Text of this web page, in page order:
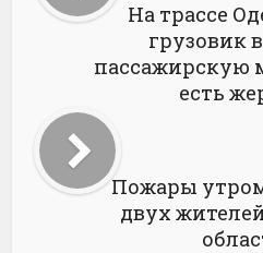
На трассе
грузовик
пассажирскую
есть
Пожары
двух